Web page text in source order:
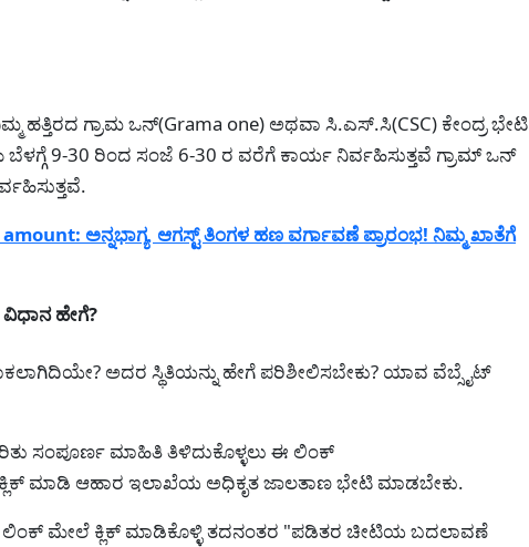
ಹತ್ತಿರದ ಗ್ರಾಮ ಒನ್(Grama one) ಅಥವಾ ಸಿ.ಎಸ್.ಸಿ(CSC) ಕೇಂದ್ರ ಭೇಟಿ
ಬೆಳಗ್ಗೆ 9-30 ರಿಂದ ಸಂಜೆ 6-30 ರ ವರೆಗೆ ಕಾರ್ಯ ನಿರ್ವಹಿಸುತ್ತವೆ ಗ್ರಾಮ್ ಒನ್
ಅನ್ನಭಾಗ್ಯ ಆಗಸ್ಟ್ ತಿಂಗಳ ಹಣ ವರ್ಗಾವಣೆ ಪ್ರಾರಂಭ! ನಿಮ್ಮ ಖಾತೆಗೆ
ಹೇಗೆ?
ಅದರ ಸ್ಥಿತಿಯನ್ನು ಹೇಗೆ ಪರಿಶೀಲಿಸಬೇಕು? ಯಾವ ವೆಬ್ಸೈಟ್
ಸಂಪೂರ್ಣ ಮಾಹಿತಿ ತಿಳಿದುಕೊಳ್ಳಲು ಈ ಲಿಂಕ್
ಮಾಡಿ ಆಹಾರ ಇಲಾಖೆಯ ಅಧಿಕೃತ ಜಾಲತಾಣ ಭೇಟಿ ಮಾಡಬೇಕು.
ಮೇಲೆ ಕ್ಲಿಕ್ ಮಾಡಿಕೊಳ್ಳಿ ತದನಂತರ "ಪಡಿತರ ಚೀಟಿಯ ಬದಲಾವಣೆ